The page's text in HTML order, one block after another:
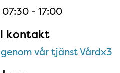
- 17:00
kontakt
vår tjänst Vårdx3